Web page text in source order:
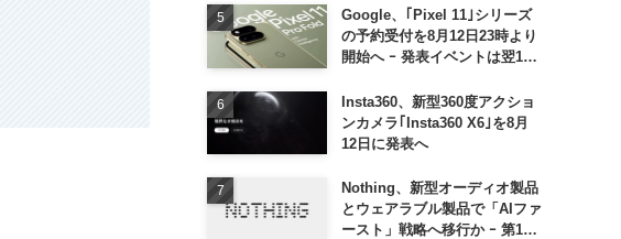
Google、｢Pixel 11｣シリーズ
の予約受付を8月12日23時より
開始へ ｰ 発表イベントは翌13
Insta360、新型360度アクショ
ンカメラ｢Insta360 X6｣を8月
12日に発表へ
Nothing、新型オーディオ製品
とウェアラブル製品で「AIファ
ースト」戦略へ移行か ｰ 第1弾